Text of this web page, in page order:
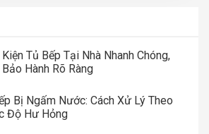
Tủ Bếp Tại Nhà Nhanh Chóng,
Hành Rõ Ràng
Bị Ngấm Nước: Cách Xử Lý Theo
Độ Hư Hỏng